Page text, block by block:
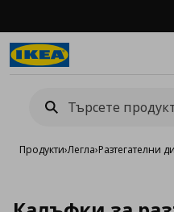
Продукти›Легла›Разтегателни